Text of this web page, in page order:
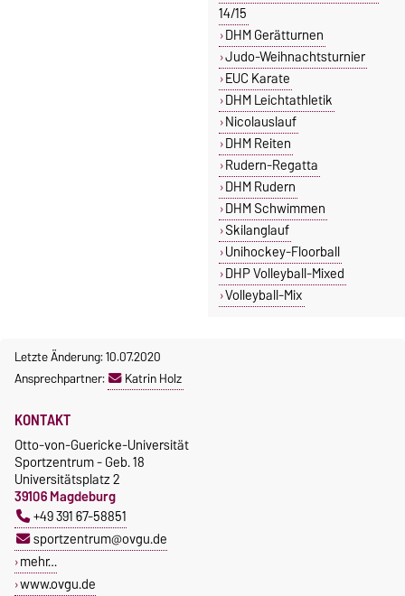
14/15
DHM Gerätturnen
Judo-Weihnachtsturnier
EUC Karate
DHM Leichtathletik
Nicolauslauf
DHM Reiten
Rudern-Regatta
DHM Rudern
DHM Schwimmen
Skilanglauf
Unihockey-Floorball
DHP Volleyball-Mixed
Volleyball-Mix
Letzte Änderung: 10.07.2020
Ansprechpartner:
Katrin Holz
KONTAKT
Otto-von-Guericke-Universität
Sportzentrum - Geb. 18
Universitätsplatz 2
39106 Magdeburg
+49 391 67-58851
sportzentrum@ovgu.de
mehr…
www.ovgu.de